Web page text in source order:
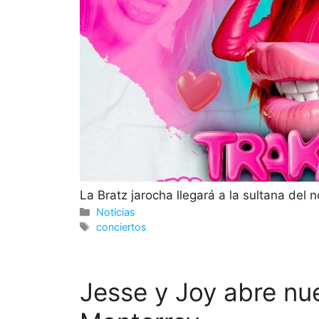
La Bratz jarocha llegará a la sultana del
Categorías
Noticias
Etiquetas
conciertos
Jesse y Joy abre